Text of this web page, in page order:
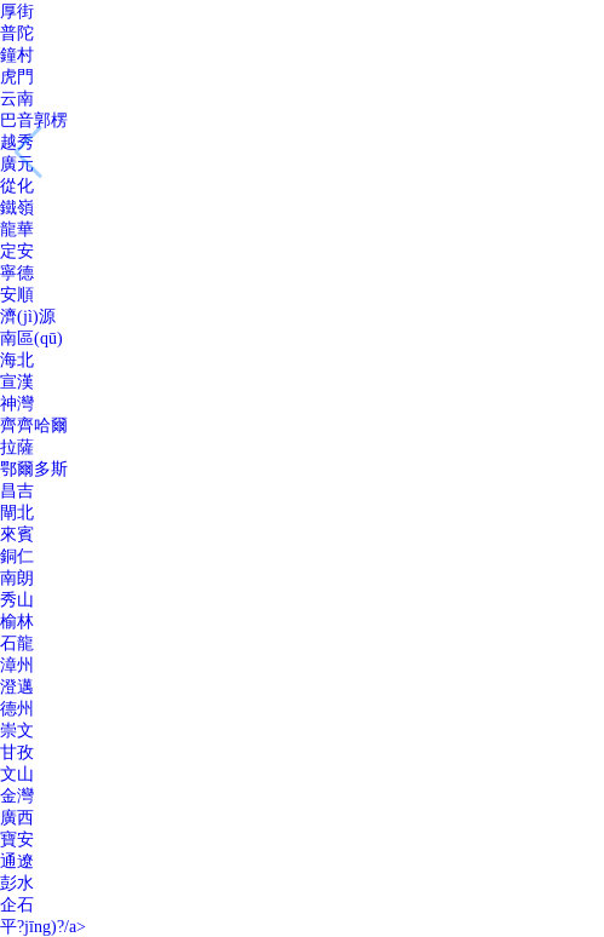
厚街
普陀
鐘村
虎門
云南
巴音郭楞
越秀
廣元
從化
鐵嶺
龍華
定安
寧德
安順
濟(jì)源
南區(qū)
海北
宣漢
神灣
齊齊哈爾
拉薩
鄂爾多斯
昌吉
閘北
來賓
銅仁
南朗
秀山
榆林
石龍
漳州
澄邁
德州
崇文
甘孜
文山
金灣
廣西
寶安
通遼
彭水
企石
平?jīng)?/a>